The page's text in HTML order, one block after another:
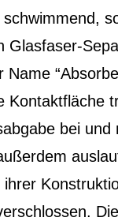
Glasfaser-
Name
Kontaktfläche
bei und
ihrer